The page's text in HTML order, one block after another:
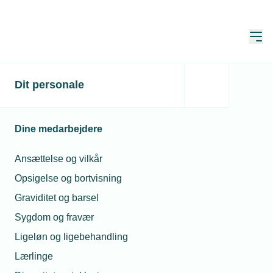
Dit personale
Dine medarbejdere
Ansættelse og vilkår
Opsigelse og bortvisning
Graviditet og barsel
Sygdom og fravær
Ligeløn og ligebehandling
Lærlinge
Grønne totalløsninger fra